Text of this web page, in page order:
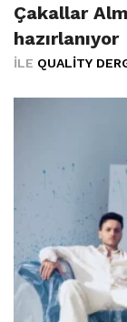
Çakallar
hazırlanıyor
İLE QUALITY